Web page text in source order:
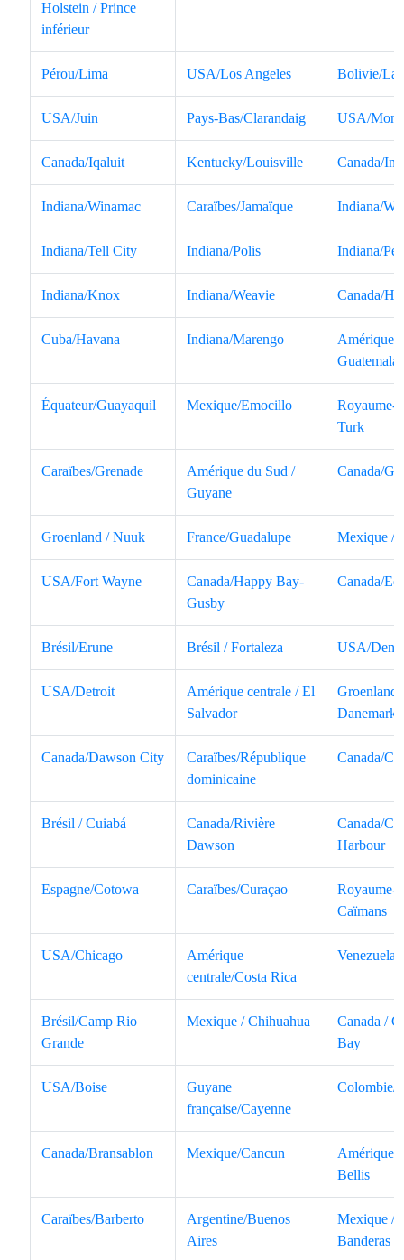
Holstein / Prince
inférieur
Pérou/Lima USA/Los Angeles Bolivie/La
USA/Juin Pays-Bas/Clarandaig USA/
Canada/Iqaluit Kentucky/Louisville Canada/
Indiana/Winamac Caraïbes/Jamaïque Indiana/
Indiana/Tell City Indiana/Polis Indiana/
Indiana/Knox Indiana/Weavie Canada/
Cuba/Havana Indiana/Marengo
Amérique
Guatemala
Équateur/Guayaquil Mexique/Emocillo
Royaume-
Turk
Caraïbes/Grenade
Amérique du Sud /
Guyane
Canada/
Groenland / Nuuk France/Guadalupe Mexique /
USA/Fort Wayne
Canada/Happy Bay-
Gusby
Canada/
Brésil/Erune Brésil / Fortaleza USA/
USA/Detroit
Amérique centrale / El
Salvador
Groenland
Danemark
Canada/Dawson City
Caraïbes/République
dominicaine
Canada/
Brésil / Cuiabá
Canada/Rivière
Dawson
Canada/
Harbour
Espagne/Cotowa Caraïbes/Curaçao
Royaume-
Caïmans
USA/Chicago
Amérique
centrale/Costa Rica
Venezuela/
Brésil/Camp Rio
Grande
Mexique / Chihuahua
Canada /
Bay
USA/Boise
Guyane
française/Cayenne
Colombie/
Canada/Bransablon Mexique/Cancun
Amérique
Bellis
Caraïbes/Barberto
Argentine/Buenos
Aires
Mexique /
Banderas